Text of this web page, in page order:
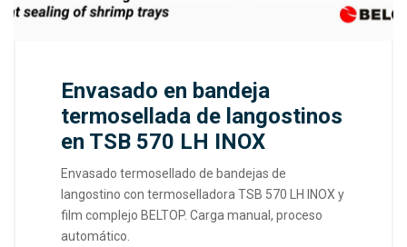
Envasado en bandeja
termosellada de langostinos
en TSB 570 LH INOX
Envasado termosellado de bandejas de
langostino con termoselladora TSB 570 LH INOX y
film complejo BELTOP. Carga manual, proceso
automático.